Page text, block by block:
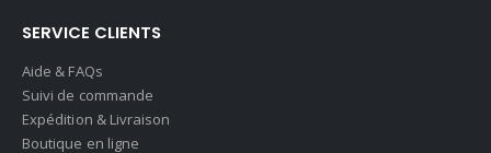
SERVICE CLIENTS
Aide & FAQs
Suivi de commande
Expédition & Livraison
Boutique en ligne